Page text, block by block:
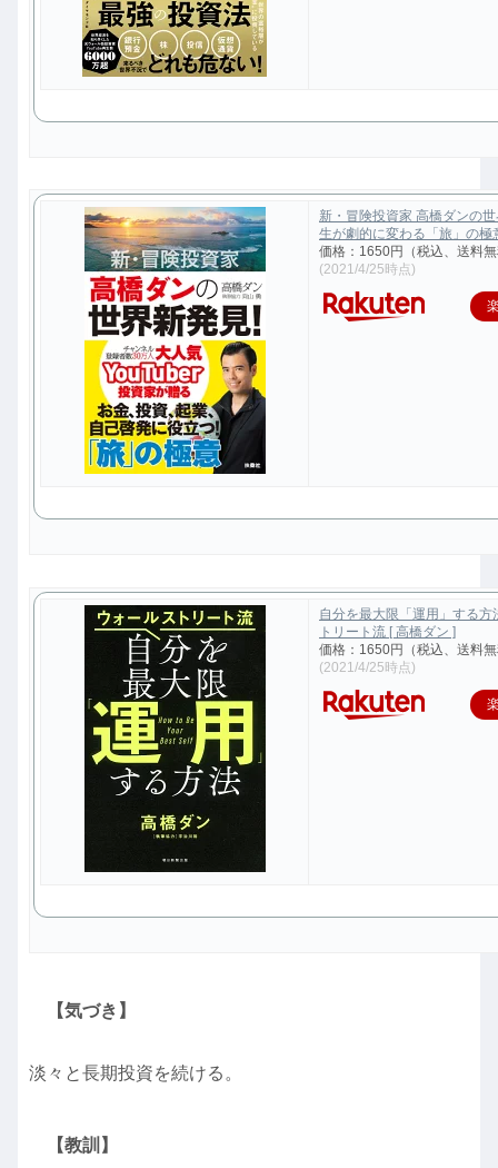
新・冒険投資家 高橋ダンの
生が劇的に変わる「旅」の極
価格：1650円（税込、送料
(2021/4/25時点)
自分を最大限「運用」する方
トリート流 [ 高橋ダン ]
価格：1650円（税込、送料
(2021/4/25時点)
【気づき】
淡々と長期投資を続ける。
【教訓】